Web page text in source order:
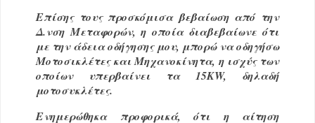
Επίσης τους προσκόμισα βεβαίωση από την
Δ.νση Μεταφορών, η οποία διαβεβαίωνε ότι
με την άδεια οδήγησης μου, μπορώ να οδηγήσω
Μοτοσικλέτες και Μηχανοκίνητα, η ισχύς των
οποίων υπερβαίνει τα 15KW, δηλαδή
μοτοσυκλέτες.
Ενημερώθηκα προφορικά, ότι η αίτηση